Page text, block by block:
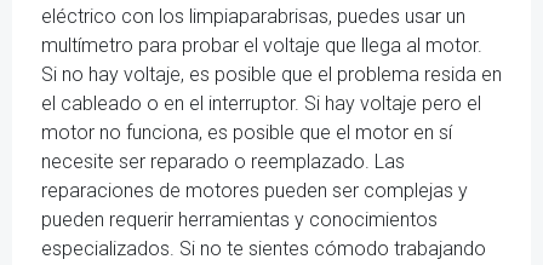
eléctrico con los limpiaparabrisas, puedes usar un
multímetro para probar el voltaje que llega al motor.
Si no hay voltaje, es posible que el problema resida en
el cableado o en el interruptor. Si hay voltaje pero el
motor no funciona, es posible que el motor en sí
necesite ser reparado o reemplazado. Las
reparaciones de motores pueden ser complejas y
pueden requerir herramientas y conocimientos
especializados. Si no te sientes cómodo trabajando